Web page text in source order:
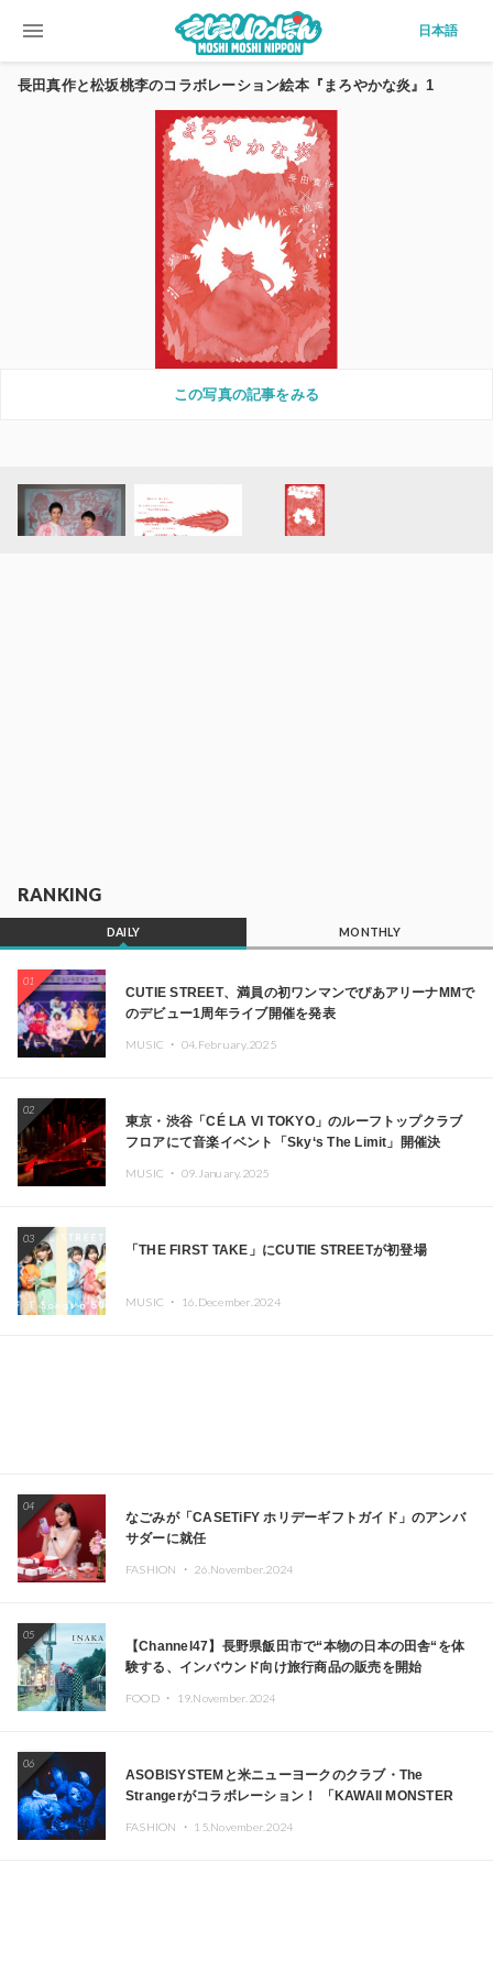
menu 日本語
長田真作と松坂桃李のコラボレーション絵本『まろやかな炎』1
この写真の記事をみる
RANKING
DAILY MONTHLY
01
CUTIE STREET、満員の初ワンマンでぴあアリーナMMで
のデビュー1周年ライブ開催を発表
MUSIC ・ 04.February.2025
02
東京・渋谷「CÉ LA VI TOKYO」のルーフトップクラブ
フロアにて音楽イベント「Sky‘s The Limit」開催決
Kza（FORCE OF NATURE）ら日本を代表するDJ・クリ
MUSIC ・ 09.January.2025
03
「THE FIRST TAKE」にCUTIE STREETが初登場
MUSIC ・ 16.December.2024
04
なごみが「CASETiFY ホリデーギフトガイド」のアンバ
サダーに就任
FASHION ・ 26.November.2024
05
【Channel47】長野県飯田市で“本物の日本の田舎“を体
験する、インバウンド向け旅行商品の販売を開始
FOOD ・ 19.November.2024
06
ASOBISYSTEMと米ニューヨークのクラブ・The
Strangerがコラボレーション！ 「KAWAII MONSTER
FASHION ・ 15.November.2024